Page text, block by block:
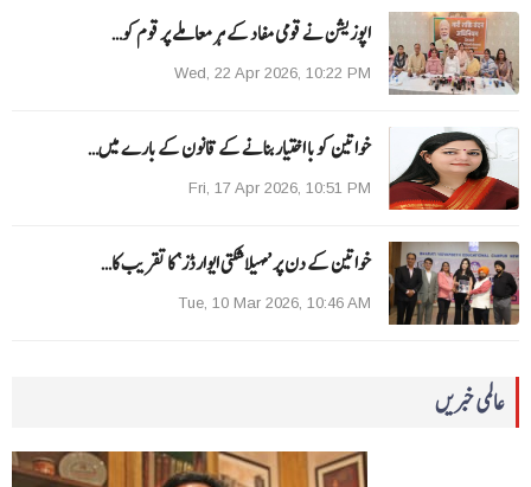
اپوزیشن نے قومی مفاد کے ہر معاملے پر قوم کو…
Wed, 22 Apr 2026, 10:22 PM
خواتین کو با اختیار بنانے کے قانون کے بارے میں…
Fri, 17 Apr 2026, 10:51 PM
خواتین کے دن پر ’مہیلا شکتی ایوارڈز‘ کا تقریب کا…
Tue, 10 Mar 2026, 10:46 AM
عالمی خبریں